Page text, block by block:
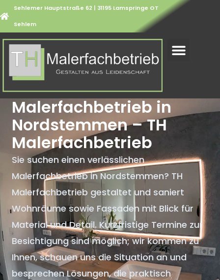
Sehlemer Hauptstraße 62 | 31195 Lamspringe OT
Sehlem
Malerfachbetrieb in
Nordstemmen – TH
Malerfachbetrieb
Sie suchen einen verlässlichen
Malerfachbetrieb in Nordstemmen? TH
Malerfachbetrieb gestaltet und saniert
Wohnräume sowie Fassaden mit Blick für
Material und Detail. Kurzfristige Termine zur
Besichtigung sind möglich; wir kommen zu
Ihnen, schauen uns die Situation an und
besprechen Lösungen, die praktisch